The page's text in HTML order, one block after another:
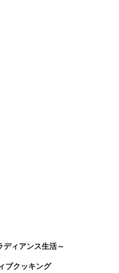
ィアンス生活～
ブクッキング